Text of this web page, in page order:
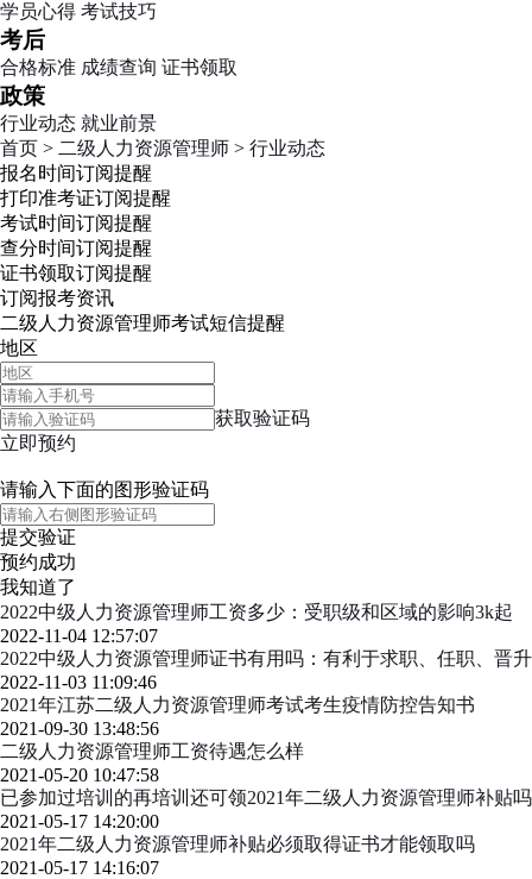
学员心得 考试技巧
考后
合格标准 成绩查询 证书领取
政策
行业动态 就业前景
首页 > 二级人力资源管理师 > 行业动态
报名时间订阅提醒
打印准考证订阅提醒
考试时间订阅提醒
查分时间订阅提醒
证书领取订阅提醒
订阅报考资讯
二级人力资源管理师考试短信提醒
地区
获取验证码
立即预约
请输入下面的图形验证码
提交验证
预约成功
我知道了
2022中级人力资源管理师工资多少：受职级和区域的影响3k起
2022-11-04 12:57:07
2022中级人力资源管理师证书有用吗：有利于求职、任职、晋升
2022-11-03 11:09:46
2021年江苏二级人力资源管理师考试考生疫情防控告知书
2021-09-30 13:48:56
二级人力资源管理师工资待遇怎么样
2021-05-20 10:47:58
已参加过培训的再培训还可领2021年二级人力资源管理师补贴吗
2021-05-17 14:20:00
2021年二级人力资源管理师补贴必须取得证书才能领取吗
2021-05-17 14:16:07